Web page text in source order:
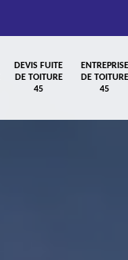
DEVIS FUITE
DE TOITURE
45
ENTREPRISE
DE TOITURE
45